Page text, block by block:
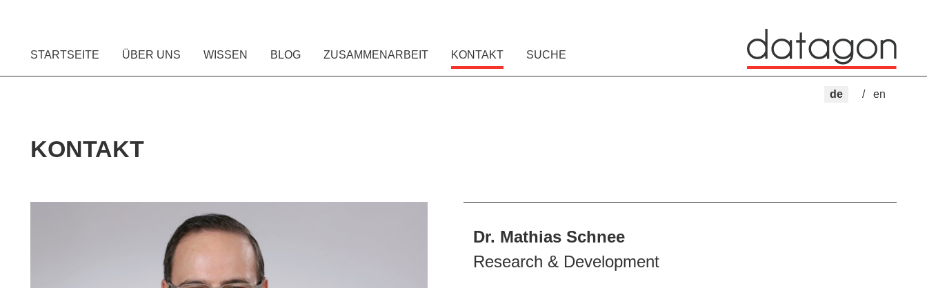
STARTSEITE ÜBER UNS WISSEN BLOG ZUSAMMENARBEIT KONTAKT SUCHE
de en
KONTAKT
Dr. Mathias Schnee
Research & Development